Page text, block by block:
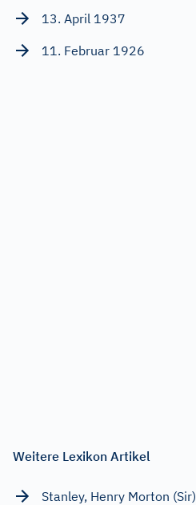
13. April 1937
11. Februar 1926
Weitere Lexikon Artikel
Stanley, Henry Morton (Sir)